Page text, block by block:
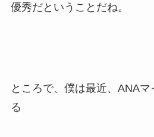
優秀だということだね。
ところで、僕は最近、ANAマ
る